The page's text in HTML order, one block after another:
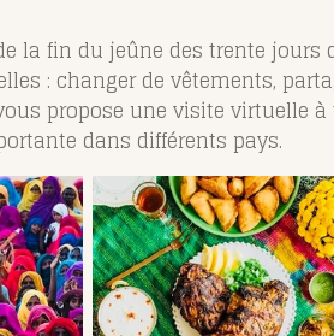
la fin du jeûne des trente
: changer de vêtements,
propose une visite virtuelle
dans différents pays.